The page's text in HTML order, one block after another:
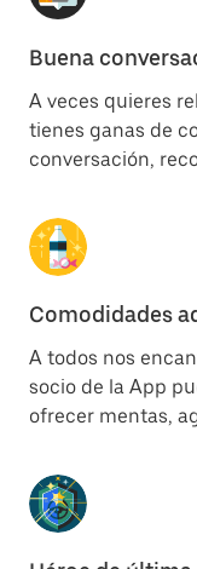
Buena
A veces quieres
tienes ganas de
conversación,
Comodidades
A todos nos
socio de la App
ofrecer mentas,